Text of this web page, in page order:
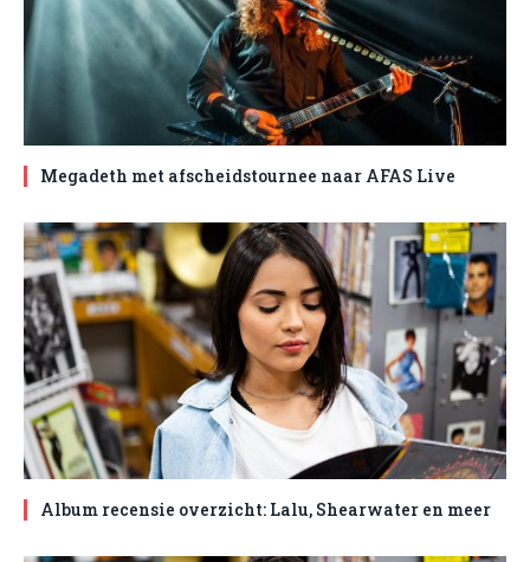
Megadeth met afscheidstournee naar AFAS Live
Album recensie overzicht: Lalu, Shearwater en meer